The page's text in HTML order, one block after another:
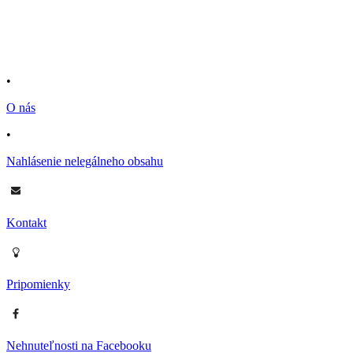
•
O nás
•
Nahlásenie nelegálneho obsahu
Kontakt
Pripomienky
Nehnuteľnosti na Facebooku